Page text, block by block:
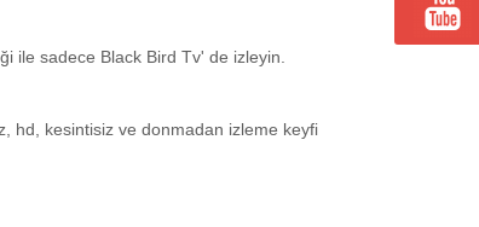
ile sadece Black Bird Tv' de izleyin.
hd, kesintisiz ve donmadan izleme keyfi